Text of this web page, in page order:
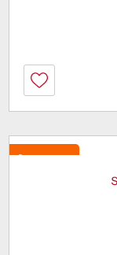
Նորույթ